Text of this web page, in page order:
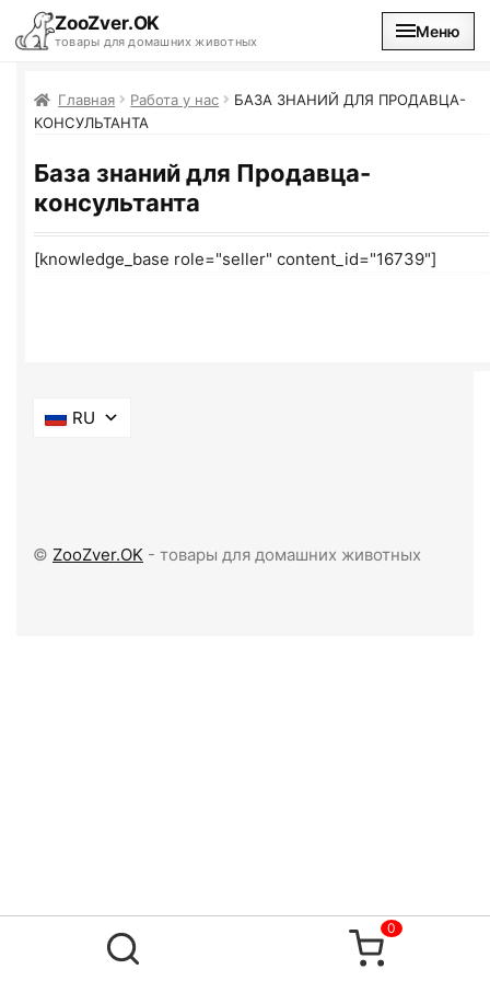
ZooZver.OK
товары для домашних животных
Меню
На главную
Наши магазины
Вакансии
Главная Работа у нас
БАЗА ЗНАНИЙ ДЛЯ ПРОДАВЦА-
КОНСУЛЬТАНТА
База знаний для Продавца-
консультанта
[knowledge_base role="seller" content_id="16739"]
RU
© ZooZver.OK - товары для домашних животных
0